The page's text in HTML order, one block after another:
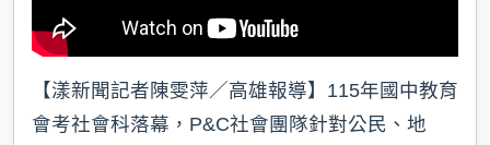
【漾新聞記者陳雯萍／高雄報導】115年國中教育
會考社會科落幕，P&C社會團隊針對公民、地